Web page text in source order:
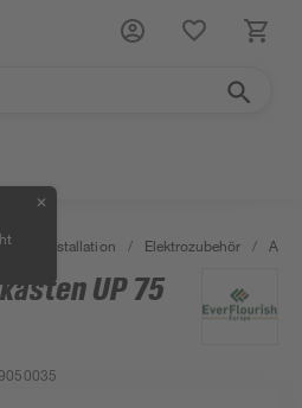
✕
Elektroinstallation / Elektrozubehör /
UP 75